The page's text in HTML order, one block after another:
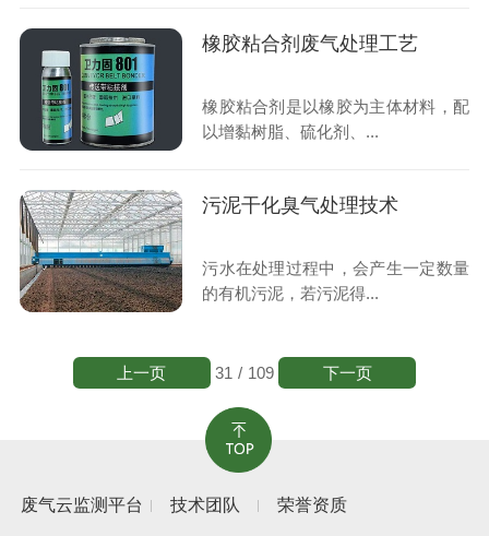
橡胶粘合剂废气处理工艺
橡胶粘合剂是以橡胶为主体材料，配
以增黏树脂、硫化剂、...
污泥干化臭气处理技术
污水在处理过程中，会产生一定数量
的有机污泥，若污泥得...
31 / 109
上一页 下一页
废气云监测平台 技术团队 荣誉资质